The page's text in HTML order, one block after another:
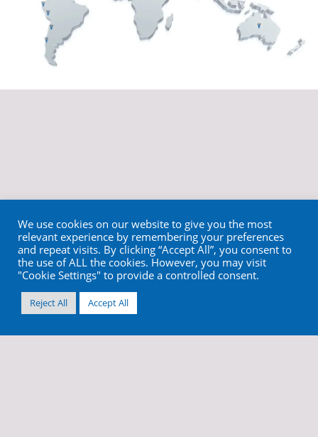
We use cookies on our website to give you the most
relevant experience by remembering your preferences
and repeat visits. By clicking “Accept All”, you consent to
the use of ALL the cookies. However, you may visit
"Cookie Settings" to provide a controlled consent.
Reject All Accept All